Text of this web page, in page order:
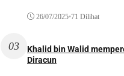
26/07/2025•71 Dilihat
03
Khalid bin Walid
Diracun